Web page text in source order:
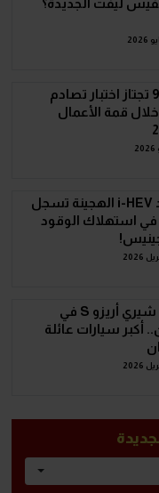
ليفت الجديدة؟
شيري تيجو 9 تجتاز اختبار تصادم
قمة الأعمال
جيلي إمجراند i-HEV الهجينة تسجل
استهلاك الوقود
الكشف عن شيري أريزو S في
أكبر سيارات عائلة